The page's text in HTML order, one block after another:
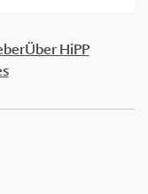
Über HiPP